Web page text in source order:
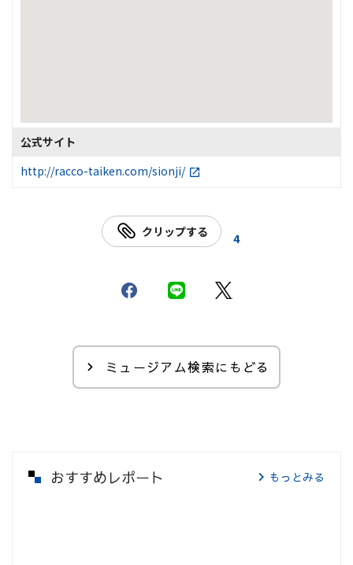
公式サイト
http://racco-taiken.com/sionji/
クリップする 4
ミュージアム検索にもどる
おすすめレポート もっとみる